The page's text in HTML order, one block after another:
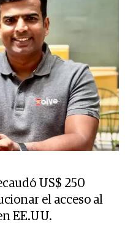
US$ 250
el acceso al
EE.UU.